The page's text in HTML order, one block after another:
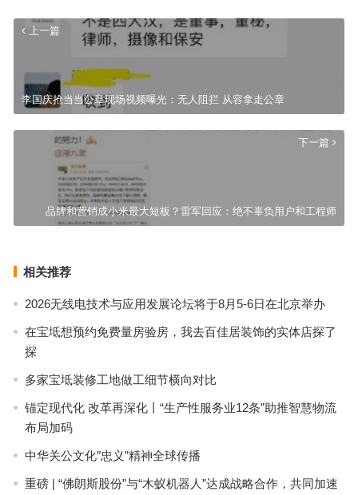
上一篇
李国庆抢当当公章现场视频曝光：无人阻拦 从容拿走公章
下一篇
品牌和营销成小米最大短板？雷军回应：绝不辜负用户和工程师
相关推荐
2026无线电技术与应用发展论坛将于8月5-6日在北京举办
在宝坻想预约免费量房验房，我去百佳居装饰的实体店探了
探
多家宝坻装修工地做工细节横向对比
锚定现代化 改革再深化丨“生产性服务业12条”助推智慧物流
布局加码
中华关公文化″忠义”精神全球传播
重磅 | “佛朗斯股份”与“木蚁机器人”达成战略合作，共同加速